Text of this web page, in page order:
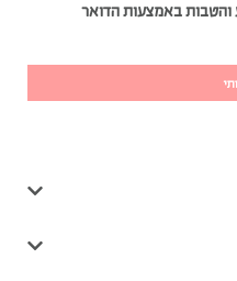
באמצעות הדואר